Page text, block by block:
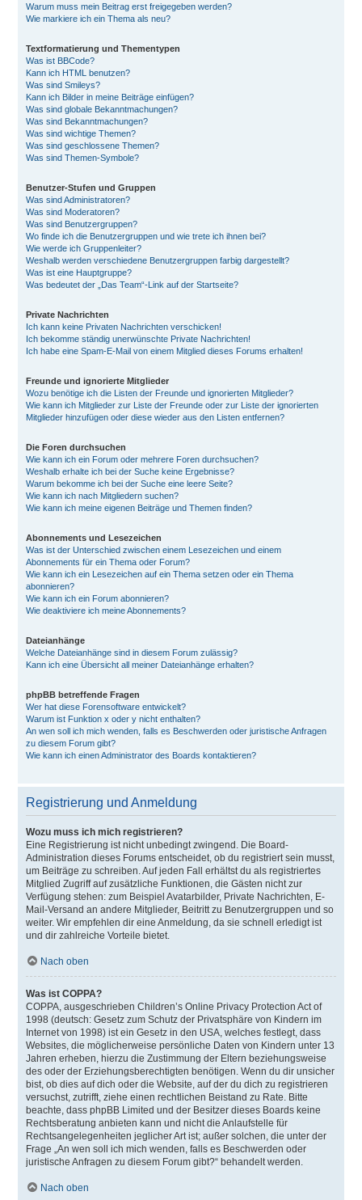
Warum muss mein Beitrag erst freigegeben werden?
Wie markiere ich ein Thema als neu?
Textformatierung und Thementypen
Was ist BBCode?
Kann ich HTML benutzen?
Was sind Smileys?
Kann ich Bilder in meine Beiträge einfügen?
Was sind globale Bekanntmachungen?
Was sind Bekanntmachungen?
Was sind wichtige Themen?
Was sind geschlossene Themen?
Was sind Themen-Symbole?
Benutzer-Stufen und Gruppen
Was sind Administratoren?
Was sind Moderatoren?
Was sind Benutzergruppen?
Wo finde ich die Benutzergruppen und wie trete ich ihnen bei?
Wie werde ich Gruppenleiter?
Weshalb werden verschiedene Benutzergruppen farbig dargestellt?
Was ist eine Hauptgruppe?
Was bedeutet der „Das Team“-Link auf der Startseite?
Private Nachrichten
Ich kann keine Privaten Nachrichten verschicken!
Ich bekomme ständig unerwünschte Private Nachrichten!
Ich habe eine Spam-E-Mail von einem Mitglied dieses Forums erhalten!
Freunde und ignorierte Mitglieder
Wozu benötige ich die Listen der Freunde und ignorierten Mitglieder?
Wie kann ich Mitglieder zur Liste der Freunde oder zur Liste der ignorierten
Mitglieder hinzufügen oder diese wieder aus den Listen entfernen?
Die Foren durchsuchen
Wie kann ich ein Forum oder mehrere Foren durchsuchen?
Weshalb erhalte ich bei der Suche keine Ergebnisse?
Warum bekomme ich bei der Suche eine leere Seite?
Wie kann ich nach Mitgliedern suchen?
Wie kann ich meine eigenen Beiträge und Themen finden?
Abonnements und Lesezeichen
Was ist der Unterschied zwischen einem Lesezeichen und einem
Abonnements für ein Thema oder Forum?
Wie kann ich ein Lesezeichen auf ein Thema setzen oder ein Thema
abonnieren?
Wie kann ich ein Forum abonnieren?
Wie deaktiviere ich meine Abonnements?
Dateianhänge
Welche Dateianhänge sind in diesem Forum zulässig?
Kann ich eine Übersicht all meiner Dateianhänge erhalten?
phpBB betreffende Fragen
Wer hat diese Forensoftware entwickelt?
Warum ist Funktion x oder y nicht enthalten?
An wen soll ich mich wenden, falls es Beschwerden oder juristische Anfragen
zu diesem Forum gibt?
Wie kann ich einen Administrator des Boards kontaktieren?
Registrierung und Anmeldung
Wozu muss ich mich registrieren?
Eine Registrierung ist nicht unbedingt zwingend. Die Board-
Administration dieses Forums entscheidet, ob du registriert sein musst,
um Beiträge zu schreiben. Auf jeden Fall erhältst du als registriertes
Mitglied Zugriff auf zusätzliche Funktionen, die Gästen nicht zur
Verfügung stehen: zum Beispiel Avatarbilder, Private Nachrichten, E-
Mail-Versand an andere Mitglieder, Beitritt zu Benutzergruppen und so
weiter. Wir empfehlen dir eine Anmeldung, da sie schnell erledigt ist
und dir zahlreiche Vorteile bietet.
Nach oben
Was ist COPPA?
COPPA, ausgeschrieben Children’s Online Privacy Protection Act of
1998 (deutsch: Gesetz zum Schutz der Privatsphäre von Kindern im
Internet von 1998) ist ein Gesetz in den USA, welches festlegt, dass
Websites, die möglicherweise persönliche Daten von Kindern unter 13
Jahren erheben, hierzu die Zustimmung der Eltern beziehungsweise
des oder der Erziehungsberechtigten benötigen. Wenn du dir unsicher
bist, ob dies auf dich oder die Website, auf der du dich zu registrieren
versuchst, zutrifft, ziehe einen rechtlichen Beistand zu Rate. Bitte
beachte, dass phpBB Limited und der Besitzer dieses Boards keine
Rechtsberatung anbieten kann und nicht die Anlaufstelle für
Rechtsangelegenheiten jeglicher Art ist; außer solchen, die unter der
Frage „An wen soll ich mich wenden, falls es Beschwerden oder
juristische Anfragen zu diesem Forum gibt?“ behandelt werden.
Nach oben